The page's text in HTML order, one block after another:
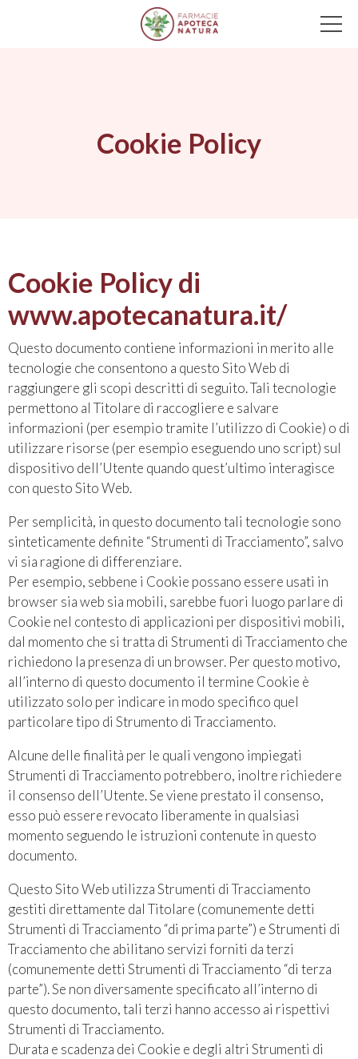
Main Navigation
Cookie Policy
Cookie Policy di
www.apotecanatura.it/
Questo documento contiene informazioni in merito alle
tecnologie che consentono a questo Sito Web di
raggiungere gli scopi descritti di seguito. Tali tecnologie
permettono al Titolare di raccogliere e salvare
informazioni (per esempio tramite l’utilizzo di Cookie) o di
utilizzare risorse (per esempio eseguendo uno script) sul
dispositivo dell’Utente quando quest’ultimo interagisce
con questo Sito Web.
Per semplicità, in questo documento tali tecnologie sono
sinteticamente definite “Strumenti di Tracciamento”, salvo
vi sia ragione di differenziare.
Per esempio, sebbene i Cookie possano essere usati in
browser sia web sia mobili, sarebbe fuori luogo parlare di
Cookie nel contesto di applicazioni per dispositivi mobili,
dal momento che si tratta di Strumenti di Tracciamento che
richiedono la presenza di un browser. Per questo motivo,
all’interno di questo documento il termine Cookie è
utilizzato solo per indicare in modo specifico quel
particolare tipo di Strumento di Tracciamento.
Alcune delle finalità per le quali vengono impiegati
Strumenti di Tracciamento potrebbero, inoltre richiedere
il consenso dell’Utente. Se viene prestato il consenso,
esso può essere revocato liberamente in qualsiasi
momento seguendo le istruzioni contenute in questo
documento.
Questo Sito Web utilizza Strumenti di Tracciamento
gestiti direttamente dal Titolare (comunemente detti
Strumenti di Tracciamento “di prima parte”) e Strumenti di
Tracciamento che abilitano servizi forniti da terzi
(comunemente detti Strumenti di Tracciamento “di terza
parte”). Se non diversamente specificato all’interno di
questo documento, tali terzi hanno accesso ai rispettivi
Strumenti di Tracciamento.
Durata e scadenza dei Cookie e degli altri Strumenti di